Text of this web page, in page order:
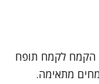
הקמח לקמח תופח
מתאימה.